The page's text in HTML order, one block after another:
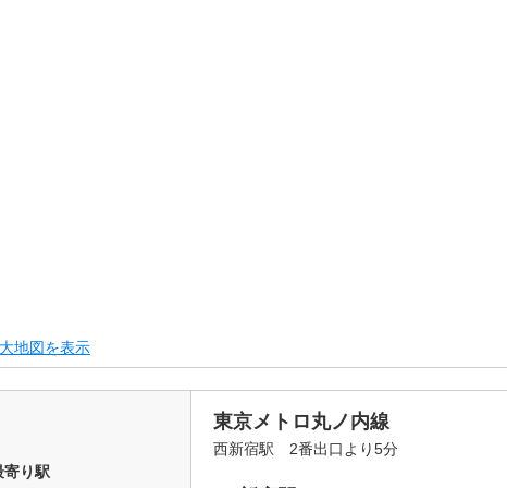
地図を表示
寄り駅
東京メトロ丸ノ内線
西新宿駅 2番出口より5分